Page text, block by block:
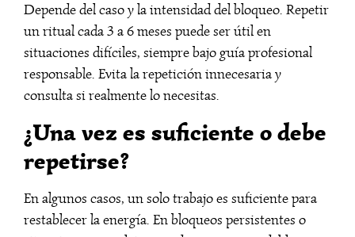
Depende del caso y la intensidad del bloqueo. Repetir
un ritual cada 3 a 6 meses puede ser útil en
situaciones difíciles, siempre bajo guía profesional
responsable. Evita la repetición innecesaria y
consulta si realmente lo necesitas.
¿Una vez es suficiente o debe
repetirse?
En algunos casos, un solo trabajo es suficiente para
restablecer la energía. En bloqueos persistentes o